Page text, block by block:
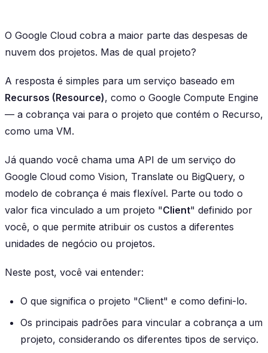
O Google Cloud cobra a maior parte das despesas de
nuvem dos projetos. Mas de qual projeto?
A resposta é simples para um serviço baseado em
Recursos (Resource), como o Google Compute Engine
— a cobrança vai para o projeto que contém o Recurso,
como uma VM.
Já quando você chama uma API de um serviço do
Google Cloud como Vision, Translate ou BigQuery, o
modelo de cobrança é mais flexível. Parte ou todo o
valor fica vinculado a um projeto "Client" definido por
você, o que permite atribuir os custos a diferentes
unidades de negócio ou projetos.
Neste post, você vai entender:
O que significa o projeto "Client" e como defini-lo.
Os principais padrões para vincular a cobrança a um
projeto, considerando os diferentes tipos de serviço.